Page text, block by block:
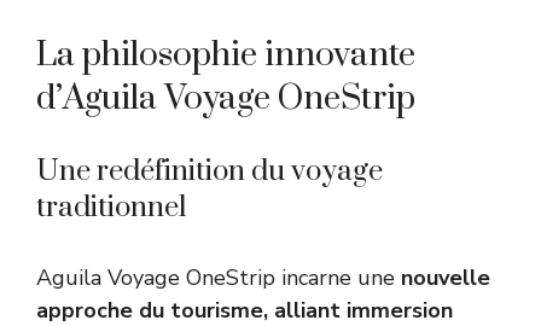
La philosophie innovante
d’Aguila Voyage OneStrip
Une redéfinition du voyage
traditionnel
Aguila Voyage OneStrip incarne une nouvelle
approche du tourisme, alliant immersion